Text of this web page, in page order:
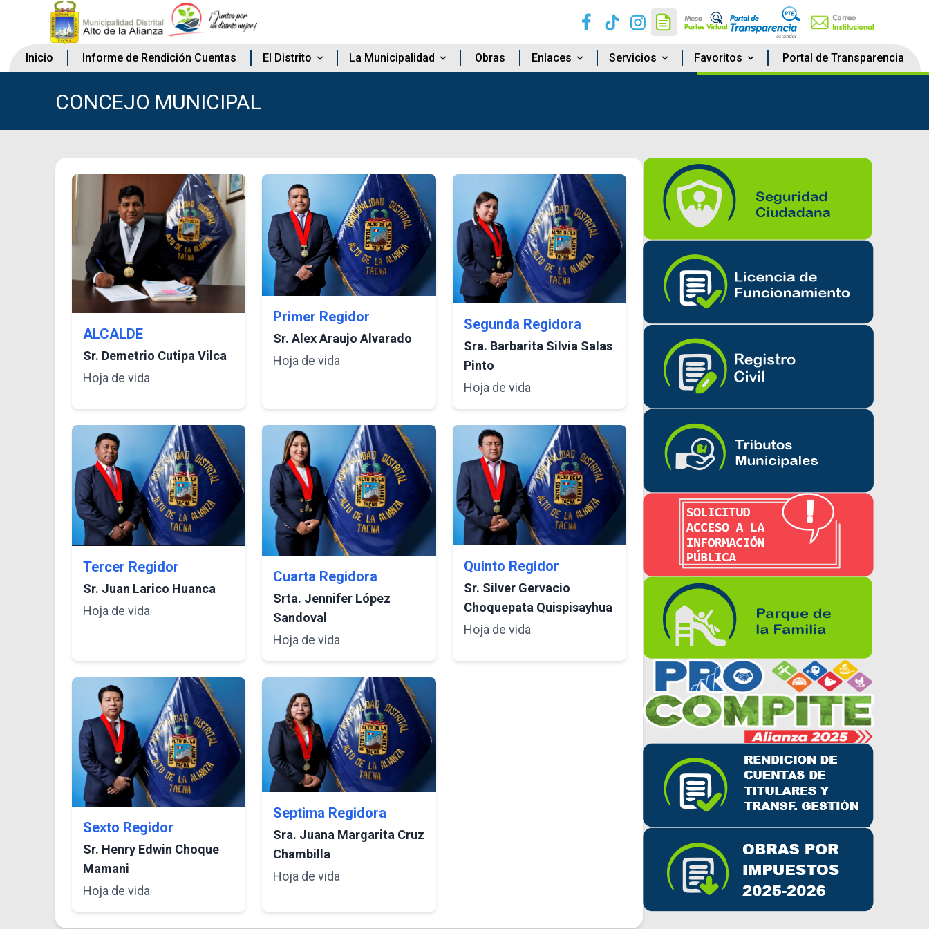
Inicio Informe de Rendición Cuentas El Distrito La Municipalidad Obras Enlaces Servicios Favoritos Portal de Transparencia
CONCEJO MUNICIPAL
ALCALDE
Sr. Demetrio Cutipa Vilca
Hoja de vida
Primer Regidor
Sr. Alex Araujo Alvarado
Hoja de vida
Segunda Regidora
Sra. Barbarita Silvia Salas
Pinto
Hoja de vida
Tercer Regidor
Sr. Juan Larico Huanca
Hoja de vida
Cuarta Regidora
Srta. Jennifer López
Sandoval
Hoja de vida
Quinto Regidor
Sr. Silver Gervacio
Choquepata Quispisayhua
Hoja de vida
Sexto Regidor
Sr. Henry Edwin Choque
Mamani
Hoja de vida
Septima Regidora
Sra. Juana Margarita Cruz
Chambilla
Hoja de vida